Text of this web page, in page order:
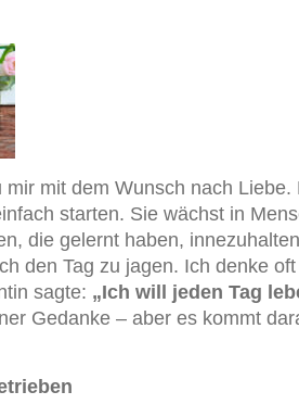
mir mit dem Wunsch nach Liebe.
starten. Sie wächst in
die gelernt haben,
den Tag zu jagen. Ich denke
sagte: „Ich will jeden Tag
Gedanke – aber es kommt